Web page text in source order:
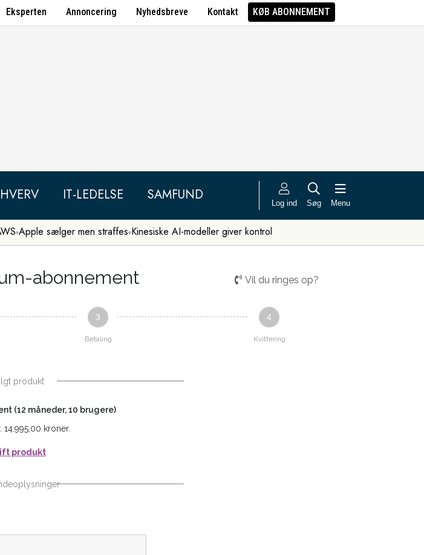
Eksperten Annoncering Nyhedsbreve Kontakt KØB ABONNEMENT
IT-LEDELSE SAMFUND Log ind Søg Menu
Apple sælger men straffes Kinesiske AI-modeller giver kontrol
abonnement Vil du ringes op?
3
Betaling
4
Kvittering
produkt
(12 måneder, 10 brugere)
14.995,00 kroner.
produkt